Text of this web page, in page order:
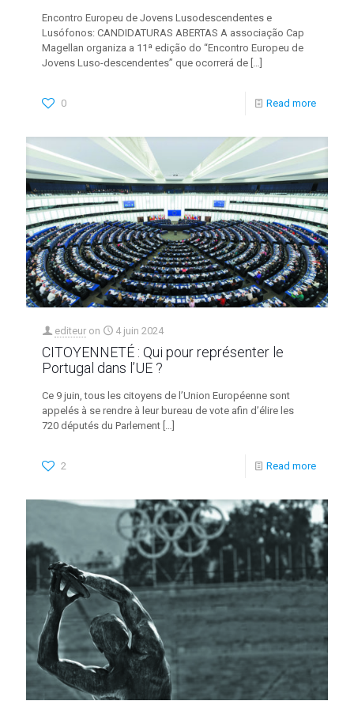
Encontro Europeu de Jovens Lusodescendentes e
Lusófonos: CANDIDATURAS ABERTAS A associação Cap
Magellan organiza a 11ª edição do “Encontro Europeu de
Jovens Luso-descendentes” que ocorrerá de […]
0 Read more
editeur on 4 juin 2024
CITOYENNETÉ : Qui pour représenter le
Portugal dans l’UE ?
Ce 9 juin, tous les citoyens de l’Union Européenne sont
appelés à se rendre à leur bureau de vote afin d’élire les
720 députés du Parlement […]
2 Read more